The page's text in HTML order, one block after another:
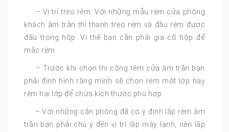
– Vị trí treo rèm: Với những mẫu rèm cửa phòng
khách âm trần thì thanh treo rèm và đầu rèm được
dấu trong hộp. Vì thế bạn cần phải gia cố hộp để
mắc rèm.
– Trước khi chọn thi công rèm cửa âm trần bạn
phải định hình rằng mình sẽ chọn rèm một lớp hay
rèm hai lớp để chừa kích thước phù hợp.
– Với những căn phòng đã có ý định lắp rèm âm
trần bạn phải chú ý đến vị trí lắp máy lạnh, nên lắp